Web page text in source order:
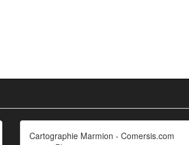
Cartographie Marmion - Comersis.com